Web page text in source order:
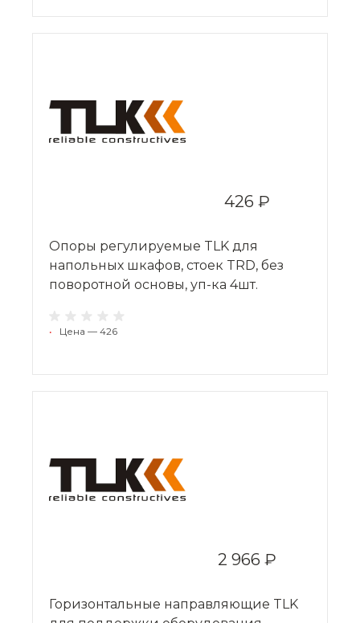
426 ₽
Опоры регулируемые TLK для
напольных шкафов, стоек TRD, без
поворотной основы, уп-ка 4шт.
• Цена — 426
2 966 ₽
Горизонтальные направляющие TLK